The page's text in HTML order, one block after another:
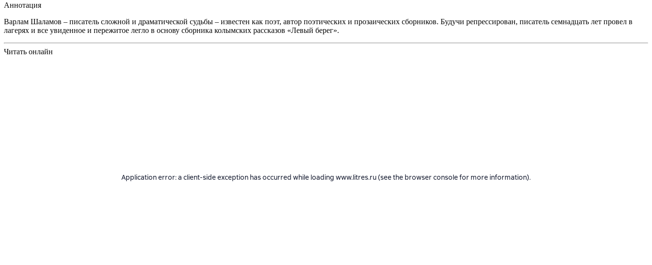
Аннотация
Варлам Шаламов – писатель сложной и драматической судьбы – известен как поэт, автор поэтических и прозаических сборников. Будучи репрессирован, писатель семнадцать лет провел в
лагерях и все увиденное и пережитое легло в основу сборника колымских рассказов «Левый берег».
Читать онлайн